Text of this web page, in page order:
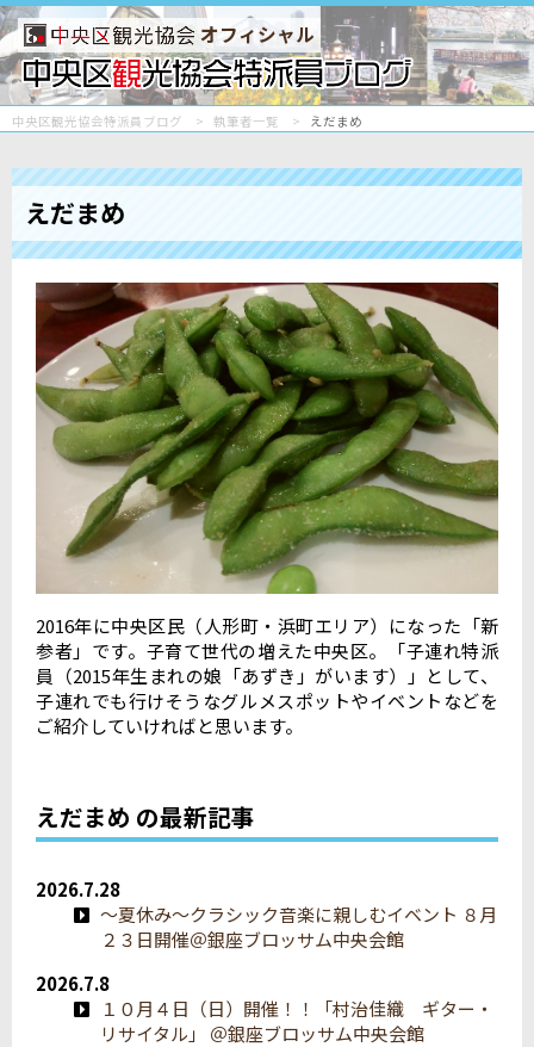
オフィシャル
中央区観光協会特派員ブログ 執筆者一覧 えだまめ
えだまめ
2016年に中央区民（人形町・浜町エリア）になった「新
参者」です。子育て世代の増えた中央区。「子連れ特派
員（2015年生まれの娘「あずき」がいます）」として、
子連れでも行けそうなグルメスポットやイベントなどを
ご紹介していければと思います。
えだまめ の最新記事
2026.7.28
～夏休み～クラシック音楽に親しむイベント ８月
２３日開催＠銀座ブロッサム中央会館
2026.7.8
１０月４日（日）開催！！「村治佳織 ギター・
リサイタル」 ＠銀座ブロッサム中央会館